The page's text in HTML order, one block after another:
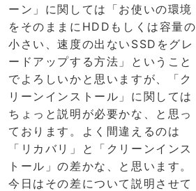
ーン」に関しては「お使いの環境
をそのままにHDDもしくは容量の
小さい、速度の出ないSSDをグレ
ードアップする方法」ということ
でよろしいかと思いますが、「ク
リーンインストール」に関しては
ちょっと説明が必要かな、と思っ
ております。よく間違えるのは
「リカバリ」と「クリーンインス
トール」の差かな、と思います。
今日はその差について説明させて